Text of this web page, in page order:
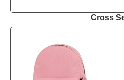
Cross